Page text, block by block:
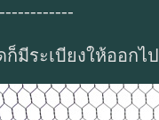
มีระเบียงให้ออกไ